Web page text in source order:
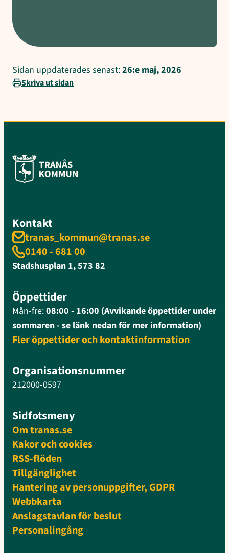
Sidan uppdaterades senast:26:e maj, 2026
Skriva ut sidan
Kontakt
tranas_kommun@tranas.se
0140 - 681 00
Stadshusplan 1, 573 82
Öppettider
Mån-fre:08:00 - 16:00 (Avvikande öppettider under
sommaren - se länk nedan för mer information)
Fler öppettider och kontaktinformation
Organisationsnummer
212000-0597
Sidfotsmeny
Om tranas.se
Kakor och cookies
RSS-flöden
Tillgänglighet
Hantering av personuppgifter, GDPR
Webbkarta
Anslagstavlan för beslut
Personalingång